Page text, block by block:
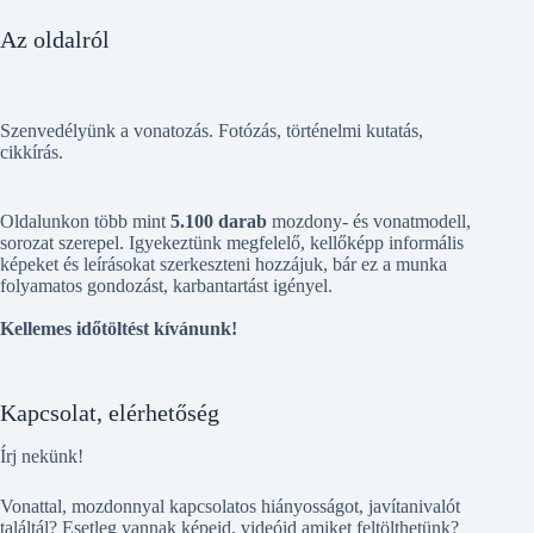
Az oldalról
Szenvedélyünk a vonatozás. Fotózás, történelmi kutatás,
cikkírás.
Oldalunkon több mint 5.100 darab mozdony- és vonatmodell,
sorozat szerepel. Igyekeztünk megfelelő, kellőképp informális
képeket és leírásokat szerkeszteni hozzájuk, bár ez a munka
folyamatos gondozást, karbantartást igényel.
Kellemes időtöltést kívánunk!
Kapcsolat, elérhetőség
Írj nekünk!
Vonattal, mozdonnyal kapcsolatos hiányosságot, javítanivalót
találtál? Esetleg vannak képeid, videóid amiket feltölthetünk?